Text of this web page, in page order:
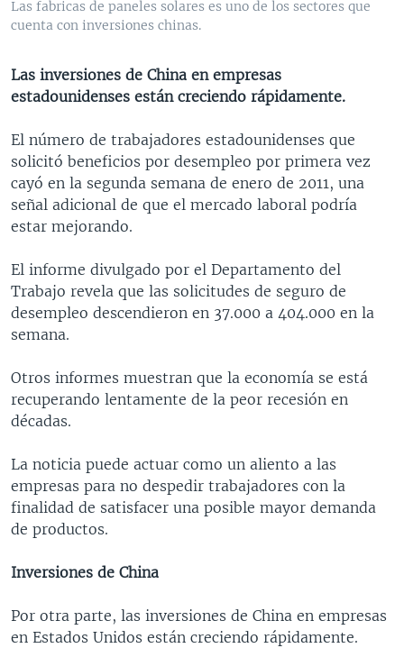
VENEZUELA
NICARAGUA
ECONOMÍA
TECNOLOGÍA
CIENCIA Y SALUD
MULTIMEDIA
FOTOGRAFÍA
EL MUNDO AL DÍA
VISIÓN 360
LAS CLAVES
PANORAMA
RADIO
AUDIONOTICIAS
BUENOS DÍAS AMÉRICA
ESTADOS UNIDOS AL DÍA
FORO [RADIO]
DEPORTIVO INTERNACIONAL
NOTA ECONÓMICA
ENTRETENIMIENTO
DOCUMENTALES DE LA VOA
Learning English
Las fabricas de paneles solares es uno de los sectores que
cuenta con inversiones chinas.
Las inversiones de China en empresas
estadounidenses están creciendo rápidamente.
El número de trabajadores estadounidenses que
solicitó beneficios por desempleo por primera vez
cayó en la segunda semana de enero de 2011, una
señal adicional de que el mercado laboral podría
estar mejorando.
El informe divulgado por el Departamento del
Trabajo revela que las solicitudes de seguro de
desempleo descendieron en 37.000 a 404.000 en la
semana.
Otros informes muestran que la economía se está
recuperando lentamente de la peor recesión en
décadas.
La noticia puede actuar como un aliento a las
empresas para no despedir trabajadores con la
finalidad de satisfacer una posible mayor demanda
de productos.
Inversiones de China
Por otra parte, las inversiones de China en empresas
en Estados Unidos están creciendo rápidamente.